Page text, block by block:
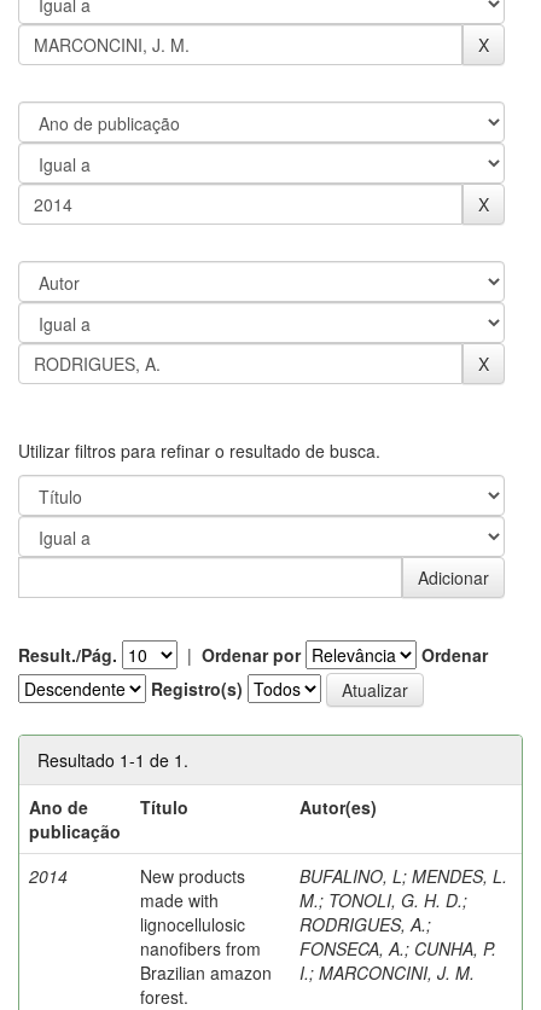
Utilizar filtros para refinar o resultado de busca.
Result./Pág. | Ordenar por
Ordenar
Registro(s)
Resultado 1-1 de 1.
Ano de
publicação
Título Autor(es)
2014
New products
made with
lignocellulosic
nanofibers from
Brazilian amazon
forest.
BUFALINO, L; MENDES, L.
M.; TONOLI, G. H. D.;
RODRIGUES, A.;
FONSECA, A.; CUNHA, P.
I.; MARCONCINI, J. M.